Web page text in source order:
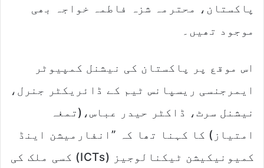
پاکستان، محترمہ شزہ فاطمہ خواجہ بھی
موجود تھیں۔
اس موقع پر پاکستان کی نیشنل کمپیوٹر
ایمرجنسی ریسپانس ٹیم کے ڈائریکٹر جنرل،
نیشنل سرٹ، ڈاکٹر حیدر عباس،(تمغہ
امتیاز) کا کہنا تھا کہ ”انفارمیشن اینڈ
کمیونیکیشن ٹیکنالوجیز (ICTs) کسی ملک کی